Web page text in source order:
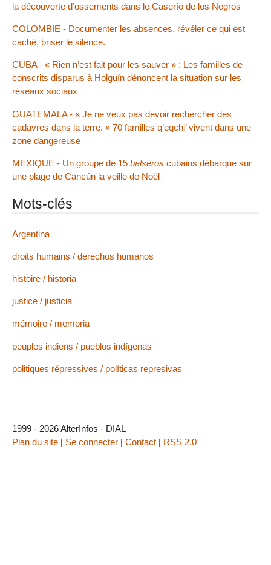
la découverte d’ossements dans le Caserío de los Negros
COLOMBIE - Documenter les absences, révéler ce qui est
caché, briser le silence.
CUBA - « Rien n’est fait pour les sauver » : Les familles de
conscrits disparus à Holguín dénoncent la situation sur les
réseaux sociaux
GUATEMALA - « Je ne veux pas devoir rechercher des
cadavres dans la terre. » 70 familles q’eqchi’ vivent dans une
zone dangereuse
MEXIQUE - Un groupe de 15 balseros cubains débarque sur
une plage de Cancún la veille de Noël
Mots-clés
Argentina
droits humains / derechos humanos
histoire / historia
justice / justicia
mémoire / memoria
peuples indiens / pueblos indígenas
politiques répressives / políticas represivas
1999 - 2026 AlterInfos - DIAL
Plan du site | Se connecter | Contact | RSS 2.0